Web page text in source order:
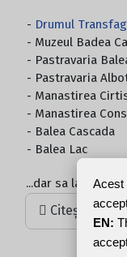
- Drumul
- Muzeul Badea
- Pastravaria
- Pastravaria
- Manastirea
- Manastirea
- Balea Cascada
- Balea Lac
...dar sa lasam
Citește mai
Acest
EN: